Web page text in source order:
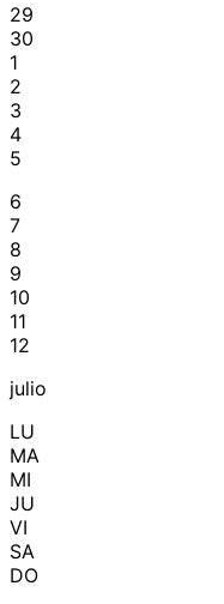
29
30
1
2
3
4
5
6
7
8
9
10
11
12
julio
LU
MA
MI
JU
VI
SA
DO